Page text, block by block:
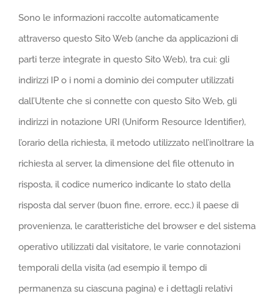
Sono le informazioni raccolte automaticamente
attraverso questo Sito Web (anche da applicazioni di
parti terze integrate in questo Sito Web), tra cui: gli
indirizzi IP o i nomi a dominio dei computer utilizzati
dall’Utente che si connette con questo Sito Web, gli
indirizzi in notazione URI (Uniform Resource Identifier),
l’orario della richiesta, il metodo utilizzato nell’inoltrare la
richiesta al server, la dimensione del file ottenuto in
risposta, il codice numerico indicante lo stato della
risposta dal server (buon fine, errore, ecc.) il paese di
provenienza, le caratteristiche del browser e del sistema
operativo utilizzati dal visitatore, le varie connotazioni
temporali della visita (ad esempio il tempo di
permanenza su ciascuna pagina) e i dettagli relativi